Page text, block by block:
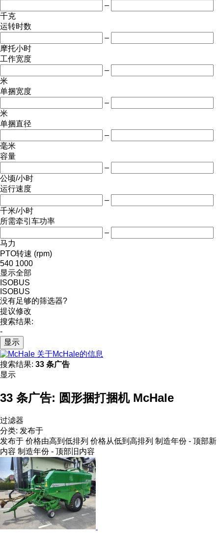
–
千克
运转时数
–
摩托小时
工作宽度
–
米
单捆宽度
–
米
单捆直径
–
毫米
容量
–
公顷/小时
运行速度
–
千米/小时
所需牵引车功率
–
马力
PTO转速 (rpm)
540 1000
显示全部
ISOBUS
ISOBUS
没有足够的筛选器?
提议修改
搜索结果:
-
显示
关于McHale的信息
搜索结果: 33 条广告
显示
33 条广告: 圆形捆打捆机 McHale
过滤器
分类: 发布于
发布于 价格由高到低排列 价格从低到高排列 制造年份 - 顶部新
内容 制造年份 - 顶部旧内容